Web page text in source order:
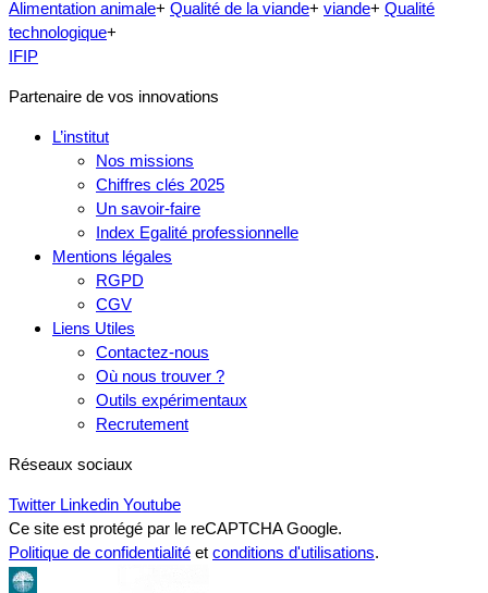
Alimentation animale+ Qualité de la viande+ viande+ Qualité
technologique+
IFIP
Partenaire de vos innovations
L’institut
Nos missions
Chiffres clés 2025
Un savoir-faire
Index Egalité professionnelle
Mentions légales
RGPD
CGV
Liens Utiles
Contactez-nous
Où nous trouver ?
Outils expérimentaux
Recrutement
Réseaux sociaux
Twitter Linkedin Youtube
Ce site est protégé par le reCAPTCHA Google.
Politique de confidentialité et conditions d'utilisations.